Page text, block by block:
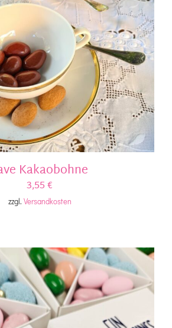
Kakaobohne
3,55€
zzgl. Versandkosten